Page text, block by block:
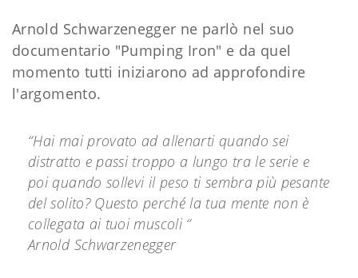
Arnold Schwarzenegger ne parlò nel suo
documentario "Pumping Iron" e da quel
momento tutti iniziarono ad approfondire
l'argomento.
“Hai mai provato ad allenarti quando sei
distratto e passi troppo a lungo tra le serie e
poi quando sollevi il peso ti sembra più pesante
del solito? Questo perché la tua mente non è
collegata ai tuoi muscoli “
Arnold Schwarzenegger